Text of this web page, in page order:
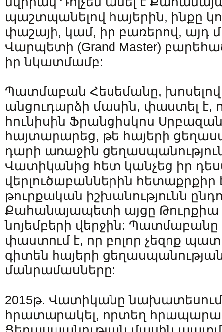
պաշտպանելով հայերին, ինքը
փաշայի, կամ, իր բառերով, այդ
Վարպետի (Grand Master)
իր նկատմամբ:
Պատմաբան Հեսեմանը, խոսելով
անցուդարձի մասին, փաստել է,
հունիսին Ֆրանցիսկոս
հայտարարեց, թե հայերի
դարի առաջին
Վատիկանից հետ կանչեց իր
վերլուծաբաններին հետաքրքիր
թուրքական իշխանությունն
Քահանայապետի այցը Թուրքիա
նոյեմբերի վերջին: Պատմաբանը
փաստում է, որ բոլոր չեզոք
գիտեն հայերի ցեղասպանության
մանրամասները:
2015թ. Վատիկանը նախատեսում
հրատարակել, որտեղ